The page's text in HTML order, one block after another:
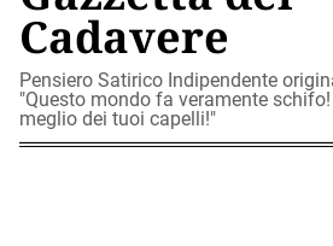
n
v
a
s
W
i
d
h
Cadavere
Pensiero Satirico Indipendente
"Questo mondo fa veramente
meglio dei tuoi capelli!"